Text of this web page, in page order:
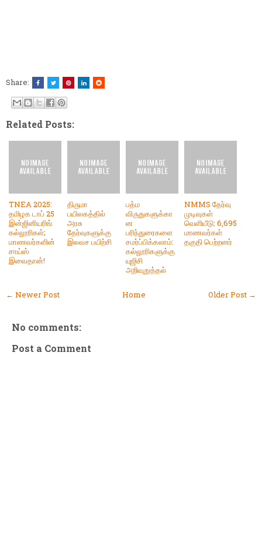
Share:
Related Posts:
TNEA 2025:
தமிழக டாப் 25
இன்ஜினியரிங்
கல்லூரிகள்;
மாணவர்களின்
சாய்ஸ்
இவைதான்!
திருமா
பயிலகத்தில்
அரசு
தேர்வுகளுக்கு
இலவச பயிற்சி
பத்ம
விருதுகளுக்கா
ன
பரிந்துரைகளை
சமர்ப்பிக்கலாம்:
கல்லூரிகளுக்கு
யுஜிசி
அறிவுறுத்தல்
NMMS தேர்வு
முடிவுகள்
வெளியீடு: 6,695
மாணவர்கள்
தகுதி பெற்றனர்
← Newer Post Older Post →
Home
No comments:
Post a Comment